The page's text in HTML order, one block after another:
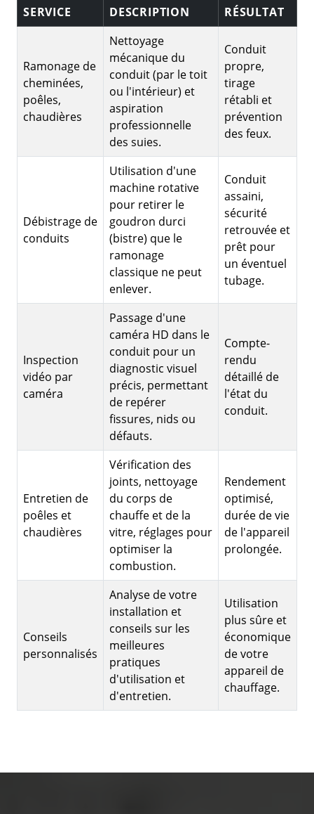
SERVICE DESCRIPTION RÉSULTAT
Ramonage de
cheminées,
poêles,
chaudières
Nettoyage
mécanique du
conduit (par le toit
ou l'intérieur) et
aspiration
professionnelle
des suies.
Conduit
propre,
tirage
rétabli et
prévention
des feux.
Débistrage de
conduits
Utilisation d'une
machine rotative
pour retirer le
goudron durci
(bistre) que le
ramonage
classique ne peut
enlever.
Conduit
assaini,
sécurité
retrouvée et
prêt pour
un éventuel
tubage.
Inspection
vidéo par
caméra
Passage d'une
caméra HD dans le
conduit pour un
diagnostic visuel
précis, permettant
de repérer
fissures, nids ou
défauts.
Compte-
rendu
détaillé de
l'état du
conduit.
Entretien de
poêles et
chaudières
Vérification des
joints, nettoyage
du corps de
chauffe et de la
vitre, réglages pour
optimiser la
combustion.
Rendement
optimisé,
durée de vie
de l'appareil
prolongée.
Conseils
personnalisés
Analyse de votre
installation et
conseils sur les
meilleures
pratiques
d'utilisation et
d'entretien.
Utilisation
plus sûre et
économique
de votre
appareil de
chauffage.